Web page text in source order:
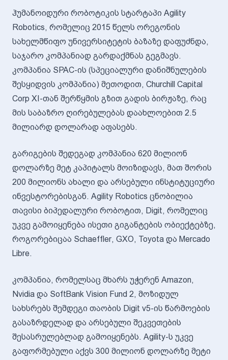
ჰუმანოიდური რობოტიკის სტარტაპი Agility
Robotics, რომელიც 2015 წელს ორეგონის
სახელმწიფო უნივერსიტეტის ბაზაზე დაფუძნდა,
საჯარო კომპანიად გარდაქმნას გეგმავს.
კომპანია SPAC-ის (სპეციალური დანიშნულების
შესყიდვის კომპანია) მეთოდით, Churchill Capital
Corp XI-თან შერწყმის გზით გადის ბირჟაზე, რაც
მის საბაზრო ღირებულებას დაახლოებით 2.5
მილიარდ დოლარად აფასებს.
გარიგების შედეგად კომპანია 620 მილიონ
დოლარზე მეტ კაპიტალს მოიზიდავს, მათ შორის
200 მილიონს ახალი და არსებული ინსტიტუციური
ინვესტორებისგან. Agility Robotics ცნობილია
თავისი ბიპედალური რობოტით, Digit, რომელიც
უკვე გამოიყენება ისეთი გიგანტების ობიექტებზე,
როგორებიცაა Schaeffler, GXO, Toyota და Mercado
Libre.
კომპანია, რომელსაც მხარს უჭერენ Amazon,
Nvidia და SoftBank Vision Fund 2, მოზიდულ
სახსრებს შემდეგი თაობის Digit v5-ის წარმოების
გასაზრდელად და არსებული შეკვეთების
შესასრულებლად გამოიყენებს. Agility-ს უკვე
გაფორმებული აქვს 300 მილიონ დოლარზე მეტი